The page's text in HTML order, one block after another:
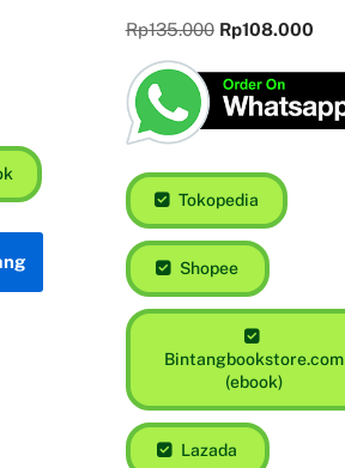
Rp135.000 Rp108.000
Tokopedia
Shopee
Bintangbookstore.com
(ebook)
Lazada